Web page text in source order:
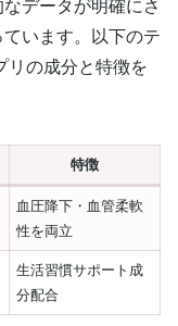
データが明確にさ
います。以下のテ
リの成分と特徴を
特徴
血圧降下・血管柔軟
性を両立
生活習慣サポート成
分配合